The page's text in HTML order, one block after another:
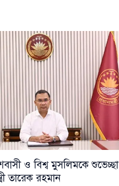
ও বিশ্ব মুসলিমকে শুভেচ্ছা
তারেক রহমান